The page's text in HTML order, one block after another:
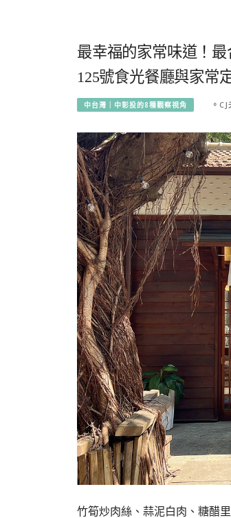
最幸福的家常味道！
125號食光餐廳與家常
中台灣｜中彰投的8種觀察視角 。
竹筍炒肉絲、蒜泥白肉、糖醋